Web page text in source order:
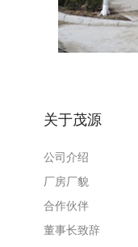
关于茂源
公司介绍
厂房厂貌
合作伙伴
董事长致辞